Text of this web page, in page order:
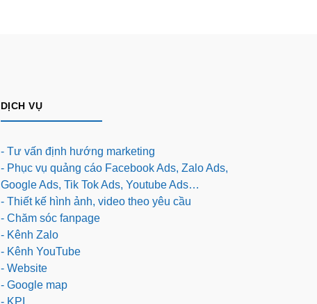
DỊCH VỤ
- Tư vấn định hướng marketing
- Phục vụ quảng cáo Facebook Ads, Zalo Ads,
Google Ads, Tik Tok Ads, Youtube Ads…
- Thiết kế hình ảnh, video theo yêu cầu
- Chăm sóc fanpage
- Kênh Zalo
- Kênh YouTube
- Website
- Google map
- KPI